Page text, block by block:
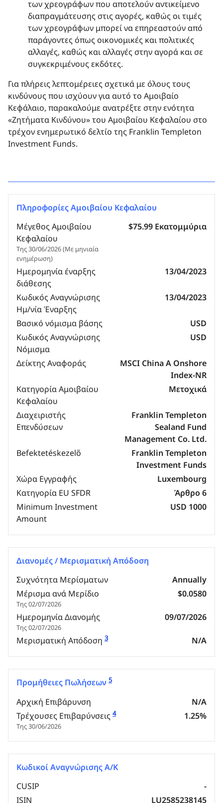
των χρεογράφων που αποτελούν αντικείμενο
διαπραγμάτευσης στις αγορές, καθώς οι τιμές
των χρεογράφων μπορεί να επηρεαστούν από
παράγοντες όπως οικονομικές και πολιτικές
αλλαγές, καθώς και αλλαγές στην αγορά και σε
συγκεκριμένους εκδότες.
Για πλήρεις λεπτομέρειες σχετικά με όλους τους
κινδύνους που ισχύουν για αυτό το Αμοιβαίο
Κεφάλαιo, παρακαλούμε ανατρέξτε στην ενότητα
«Ζητήματα Κινδύνου» του Αμοιβαίου Κεφαλαίου στο
τρέχον ενημερωτικό δελτίο της Franklin Templeton
Investment Funds.
Πληροφορίες Αμοιβαίου Κεφαλαίου
Μέγεθος Αμοιβαίου
Κεφαλαίου
Της 30/06/2026 (Με μηνιαία
ενημέρωση)
$75.99 Εκατομμύρια
Ημερομηνία έναρξης
διάθεσης
13/04/2023
Κωδικός Αναγνώρισης
Ημ/νία Έναρξης
13/04/2023
Βασικό νόμισμα βάσης
USD
Κωδικός Αναγνώρισης
Νόμισμα
USD
Δείκτης Αναφοράς
MSCI China A Onshore
Index-NR
Κατηγορία Αμοιβαίου
Κεφαλαίου
Μετοχικά
Διαχειριστής
Επενδύσεων
Franklin Templeton
Sealand Fund
Management Co. Ltd.
Befektetéskezelő
Franklin Templeton
Investment Funds
Χώρα Εγγραφής
Luxembourg
Κατηγορία EU SFDR
Άρθρο 6
Minimum Investment
Amount
USD 1000
Διανομές / Μερισματική Απόδοση
Συχνότητα Μερίσματων
Annually
Μέρισμα ανά Μερίδιο
Της 02/07/2026
$0.0580
Ημερομηνία Διανομής
Της 02/07/2026
09/07/2026
Μερισματική Απόδοση 3 N/A
Προμήθειες Πωλήσεων 5
Αρχική Επιβάρυνση
N/A
Τρέχουσες Επιβαρύνσεις 4
Της 30/06/2026
1.25%
Κωδικοί Αναγνώρισης Α/Κ
CUSIP
-
ISIN
LU2585238145